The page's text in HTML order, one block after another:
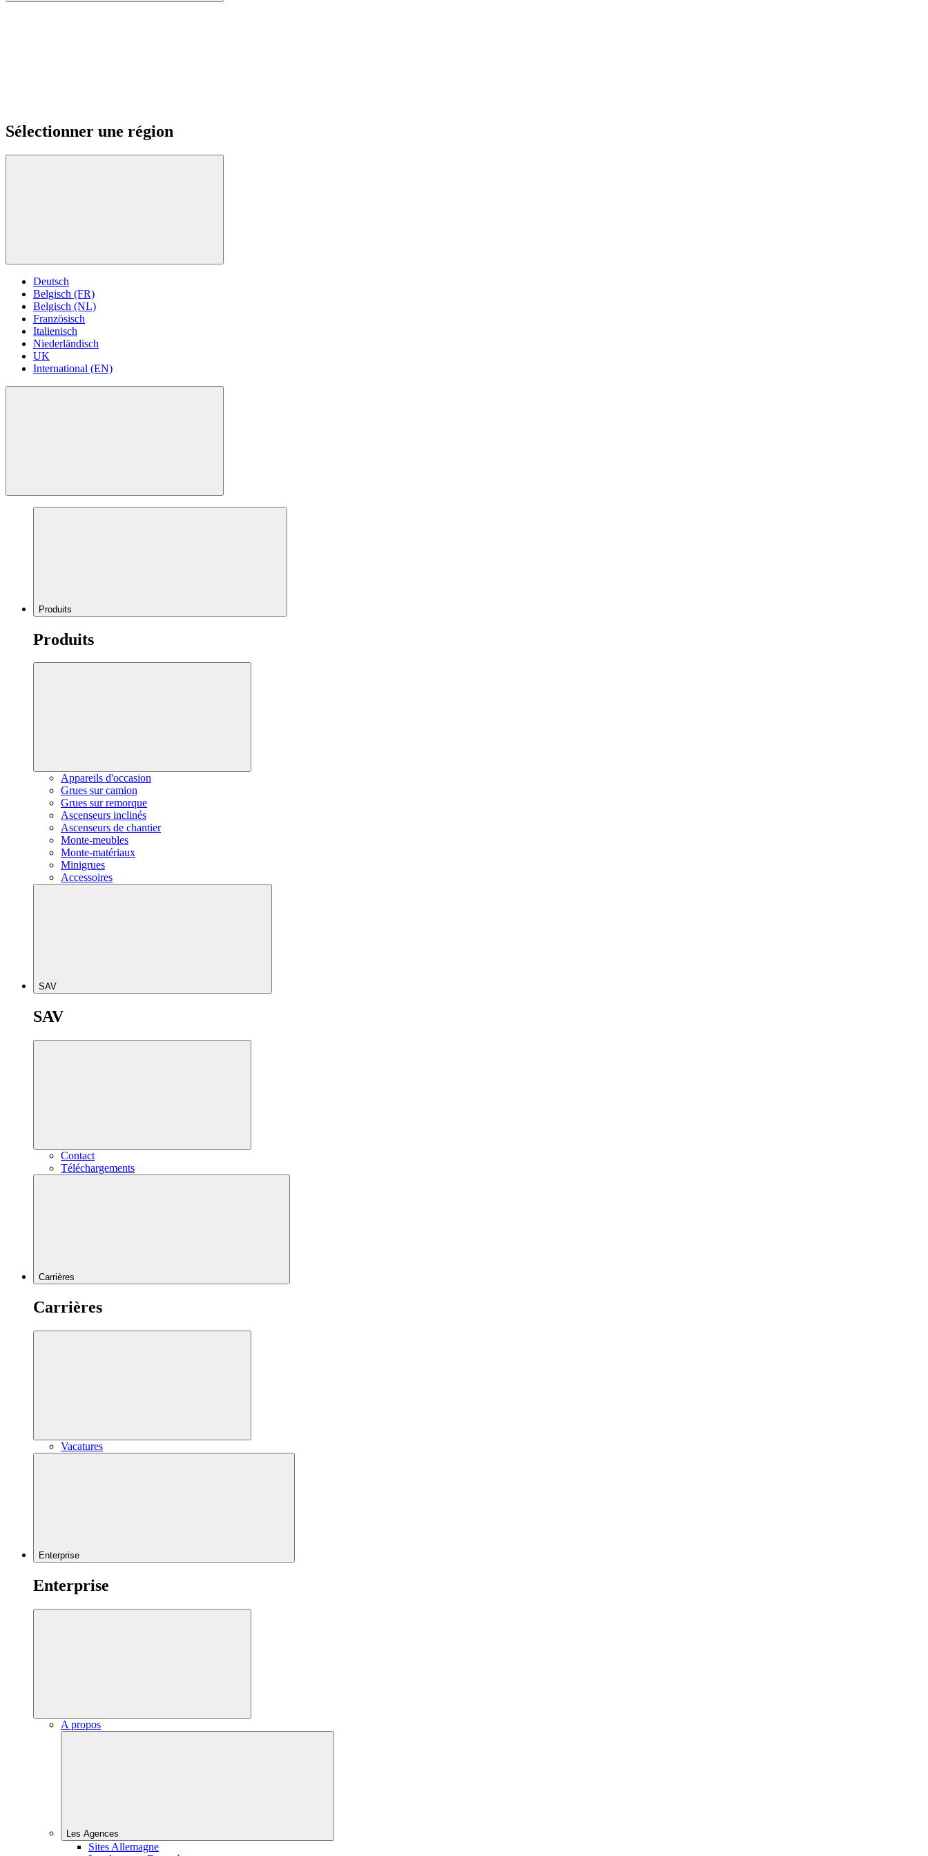
Sélectionner une région
Deutsch
Belgisch (FR)
Belgisch (NL)
Französisch
Italienisch
Niederländisch
UK
International (EN)
Produits
Produits
Appareils d'occasion
Grues sur camion
Grues sur remorque
Ascenseurs inclinés
Ascenseurs de chantier
Monte-meubles
Monte-matériaux
Minigrues
Accessoires
SAV
SAV
Contact
Téléchargements
Carrières
Carrières
Vacatures
Enterprise
Enterprise
A propos
Les Agences
Sites Allemagne